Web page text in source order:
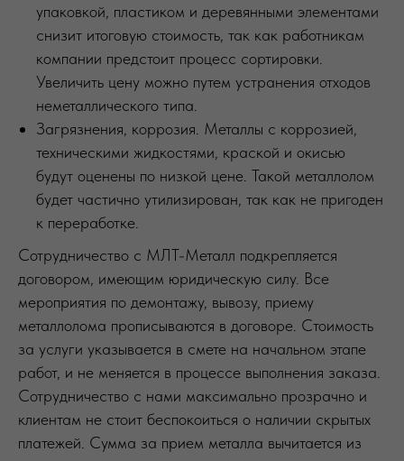
упаковкой, пластиком и деревянными элементами
снизит итоговую стоимость, так как работникам
компании предстоит процесс сортировки.
Увеличить цену можно путем устранения отходов
неметаллического типа.
Загрязнения, коррозия. Металлы с коррозией,
техническими жидкостями, краской и окисью
будут оценены по низкой цене. Такой металлолом
будет частично утилизирован, так как не пригоден
к переработке.
Сотрудничество с МЛТ-Металл подкрепляется
договором, имеющим юридическую силу. Все
мероприятия по демонтажу, вывозу, приему
металлолома прописываются в договоре. Стоимость
за услуги указывается в смете на начальном этапе
работ, и не меняется в процессе выполнения заказа.
Сотрудничество с нами максимально прозрачно и
клиентам не стоит беспокоиться о наличии скрытых
платежей. Сумма за прием металла вычитается из